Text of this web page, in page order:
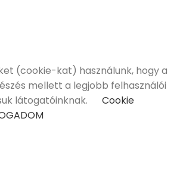
(cookie-kat) használunk, hogy a
mellett a legjobb felhasználói
látogatóinknak.
Cookie